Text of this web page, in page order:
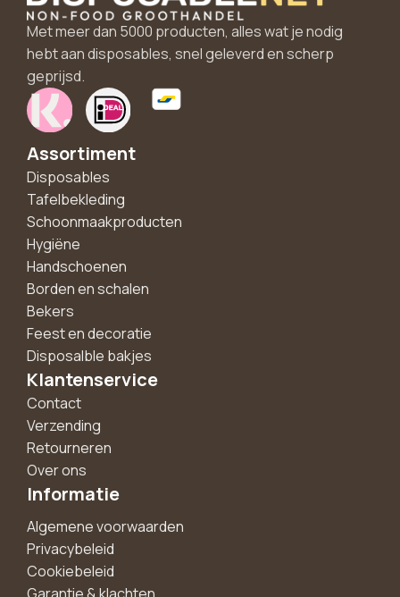
Met meer dan 5000 producten, alles wat je nodig
hebt aan disposables, snel geleverd en scherp
geprijsd.
Assortiment
Disposables
Tafelbekleding
Schoonmaakproducten
Hygiëne
Handschoenen
Borden en schalen
Bekers
Feest en decoratie
Disposalble bakjes
Klantenservice
Contact
Verzending
Retourneren
Over ons
Informatie
Algemene voorwaarden
Privacybeleid
Cookiebeleid